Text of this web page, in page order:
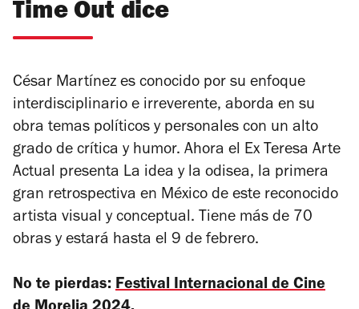
Time Out dice
César Martínez es conocido por su enfoque
interdisciplinario e irreverente, aborda en su
obra temas políticos y personales con un alto
grado de crítica y humor. Ahora el Ex Teresa Arte
Actual presenta La idea y la odisea, la primera
gran retrospectiva en México de este reconocido
artista visual y conceptual. Tiene más de 70
obras y estará hasta el 9 de febrero.
No te pierdas: Festival Internacional de Cine